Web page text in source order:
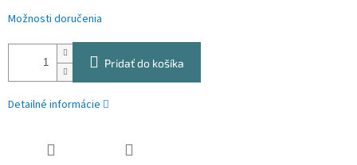
Možnosti doručenia
Pridať do košíka
Detailné informácie